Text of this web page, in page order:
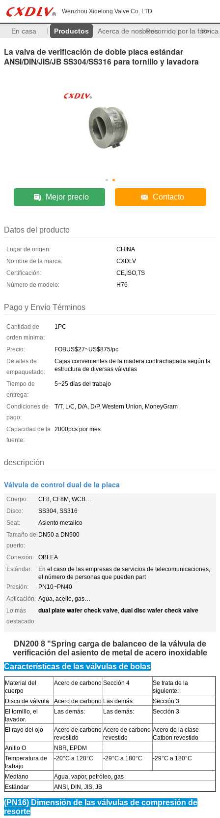
Wenzhou Xidelong Valve Co. LTD
En casa Productos Acerca de nosotrosRecorrido por la fábrica
>>
La valva de verificación de doble placa estándar
ANSI/DIN/JIS/JB SS304/SS316 para tornillo y lavadora
Mejor precio Contacto
Datos del producto
Lugar de origen:
CHINA
Nombre de la marca:
CXDLV
Certificación:
CE,ISO,TS
Número de modelo:
H76
Pago y Envío Términos
Cantidad de
orden mínima:
1PC
Precio:
FOBUS$27~US$875/pc
Detalles de
empaquetado:
Cajas convenientes de la madera contrachapada según la
estructura de diversas válvulas
Tiempo de
entrega:
5~25 días del trabajo
Condiciones de
pago:
T/T, L/C, D/A, D/P, Western Union, MoneyGram
Capacidad de la
fuente:
2000pcs por mes
descripción
Válvula de control dual de la placa
Cuerpo:
CF8, CF8M, WCB…
Disco:
SS304, SS316
Seat:
Asiento metalico
Tamaño del
puerto:
DN50 a DN500
Conexión:
OBLEA
Estándar:
En el caso de las empresas de servicios de telecomunicaciones,
el número de personas que pueden part
Presión:
PN10~PN40
Aplicación: Agua, aceite, gas…
Lo más
destacado:
dual plate wafer check valve, dual disc wafer check valve
DN200 8 "Spring carga de balanceo de la válvula de
verificación del asiento de metal de acero inoxidable
Características de las válvulas de bolas
Material del
cuerpo
Acero de carbono Sección 4
Se trata de la
siguiente:
Disco de válvula
Acero de carbono Las demás:
Sección 3
El tornillo, el
lavador.
Las demás: Las demás: Sección 3
El rayo del ojo
Acero de carbono
revestido
Acero de carbono
revestido
Acero de la clase
Catbon revestido
Anillo O
NBR, EPDM
Temperatura de
trabajo
-20°C a 120°C -29°C a 180°C -29°C a 180°C
Mediano
Agua, vapor, petróleo, gas
Estándar
ANSI, DIN, JIS, JB
(PN16) Dimensión de las válvulas de compresión de
resorte